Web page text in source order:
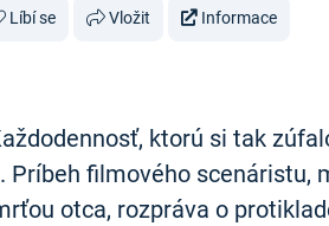
Líbí se Vložit Informace
ktorú si tak
Príbeh filmového
otca, rozpráva o